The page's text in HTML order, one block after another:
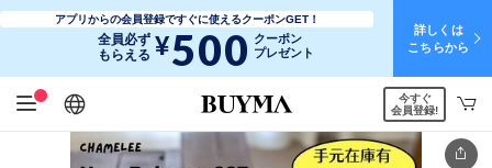
アプリからの会員登録ですぐに使えるクーポンGET！
全員必ず
もらえる ¥500 クーポン
プレゼント
詳しくは
こちらから
日本語
English
简体中文
繁體中文
今すぐ
会員登録!